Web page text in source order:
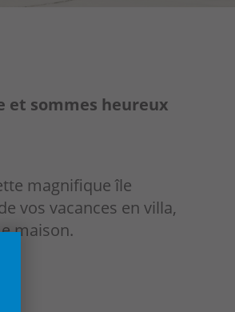
et sommes heureux
magnifique île
vos vacances en villa,
maison.